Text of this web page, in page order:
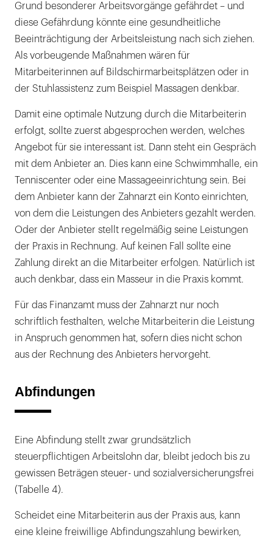
Grund besonderer Arbeitsvorgänge gefährdet – und
diese Gefährdung könnte eine gesundheitliche
Beeinträchtigung der Arbeitsleistung nach sich ziehen.
Als vorbeugende Maßnahmen wären für
Mitarbeiterinnen auf Bildschirmarbeitsplätzen oder in
der Stuhlassistenz zum Beispiel Massagen denkbar.
Damit eine optimale Nutzung durch die Mitarbeiterin
erfolgt, sollte zuerst abgesprochen werden, welches
Angebot für sie interessant ist. Dann steht ein Gespräch
mit dem Anbieter an. Dies kann eine Schwimmhalle, ein
Tenniscenter oder eine Massageeinrichtung sein. Bei
dem Anbieter kann der Zahnarzt ein Konto einrichten,
von dem die Leistungen des Anbieters gezahlt werden.
Oder der Anbieter stellt regelmäßig seine Leistungen
der Praxis in Rechnung. Auf keinen Fall sollte eine
Zahlung direkt an die Mitarbeiter erfolgen. Natürlich ist
auch denkbar, dass ein Masseur in die Praxis kommt.
Für das Finanzamt muss der Zahnarzt nur noch
schriftlich festhalten, welche Mitarbeiterin die Leistung
in Anspruch genommen hat, sofern dies nicht schon
aus der Rechnung des Anbieters hervorgeht.
Abfindungen
Eine Abfindung stellt zwar grundsätzlich
steuerpflichtigen Arbeitslohn dar, bleibt jedoch bis zu
gewissen Beträgen steuer- und sozialversicherungsfrei
(Tabelle 4).
Scheidet eine Mitarbeiterin aus der Praxis aus, kann
eine kleine freiwillige Abfindungszahlung bewirken,